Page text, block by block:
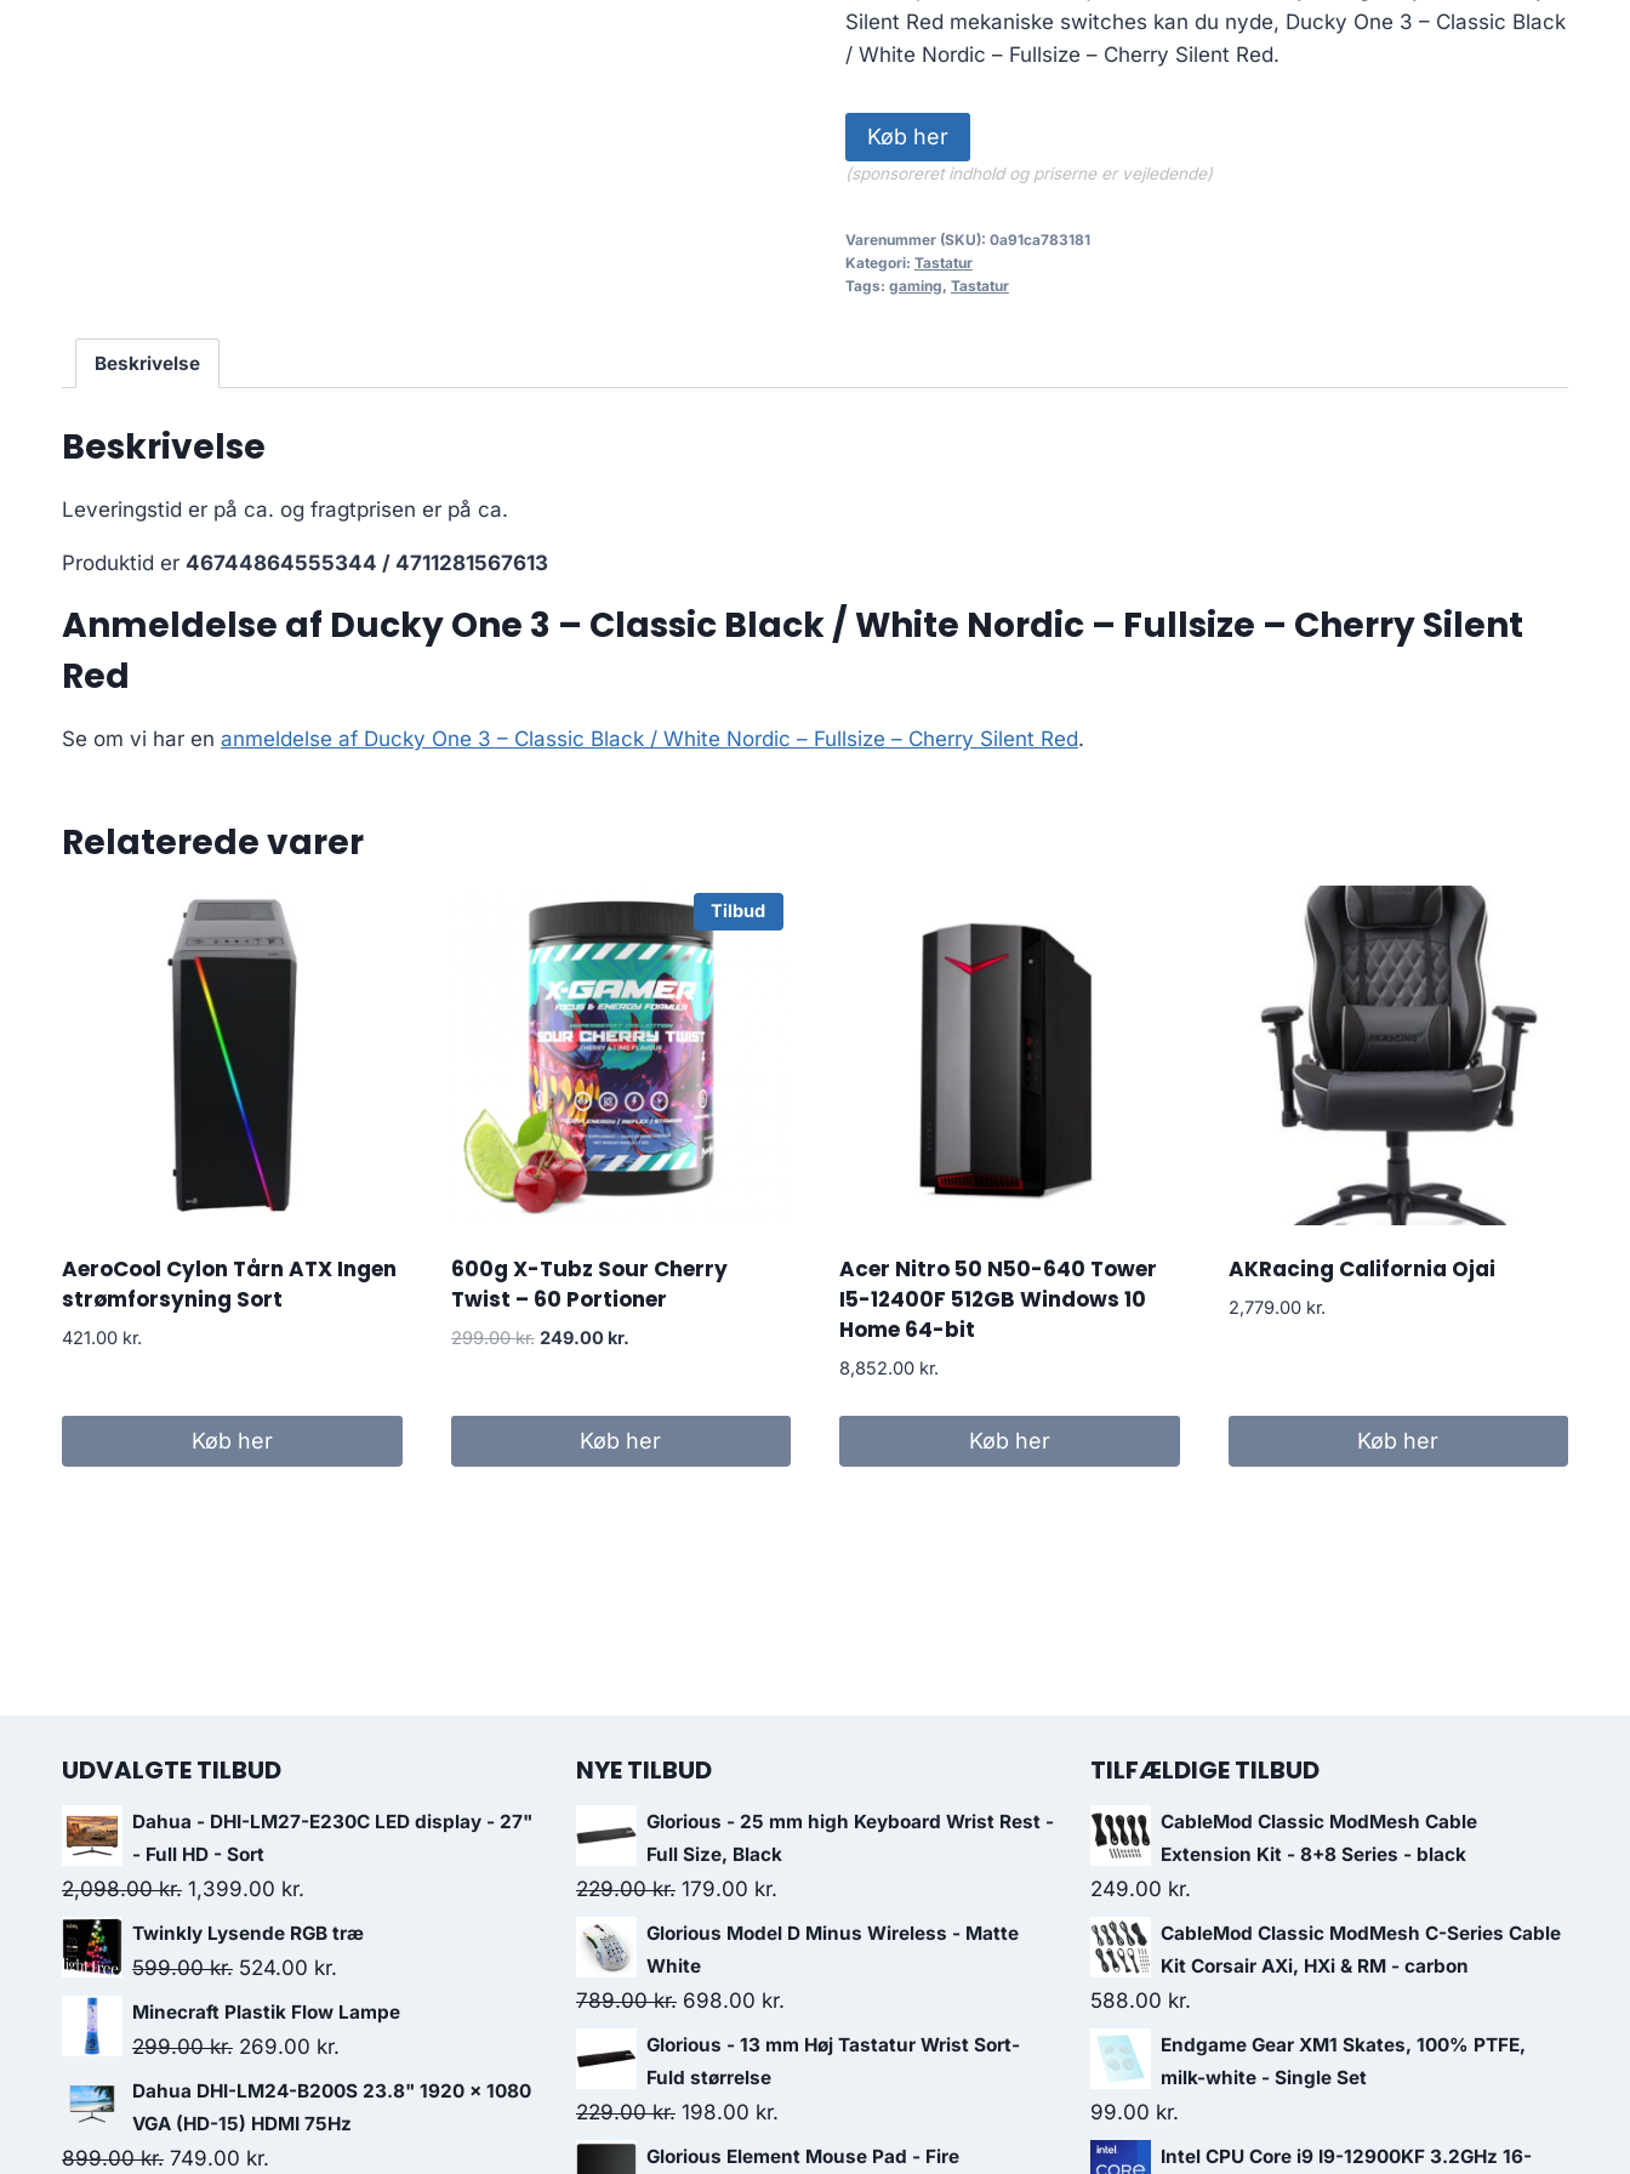
Silent Red mekaniske switches kan du nyde, Ducky One 3 – Classic Black
/ White Nordic – Fullsize – Cherry Silent Red.
Køb her
(sponsoreret indhold og priserne er vejledende)
Varenummer (SKU): 0a91ca783181
Kategori: Tastatur
Tags: gaming, Tastatur
Beskrivelse
Beskrivelse
Leveringstid er på ca. og fragtprisen er på ca.
Produktid er 46744864555344 / 4711281567613
Anmeldelse af Ducky One 3 – Classic Black / White Nordic – Fullsize – Cherry Silent
Red
Se om vi har en anmeldelse af Ducky One 3 – Classic Black / White Nordic – Fullsize – Cherry Silent Red.
Relaterede varer
AeroCool Cylon Tårn ATX Ingen
strømforsyning Sort
421.00 kr.
Køb her
Tilbud
600g X-Tubz Sour Cherry
Twist – 60 Portioner
299.00kr. Original
299.00 kr..
249.00 kr.Current
249.00 kr..
Køb her
Acer Nitro 50 N50-640 Tower
I5-12400F 512GB Windows 10
Home 64-bit
8,852.00 kr.
Køb her
AKRacing California Ojai
2,779.00 kr.
Køb her
UDVALGTE TILBUD
Dahua - DHI-LM27-E230C LED display - 27"
- Full HD - Sort
2,098.00kr. Original
price
was:
1,399.00 kr.
price
is:
Twinkly Lysende RGB træ
599.00kr. Original
price
was:
524.00 kr.
price
Minecraft Plastik Flow Lampe
299.00kr. Original
price
was:
299.00 kr..
269.00 kr.
price
is:
Dahua DHI-LM24-B200S 23.8" 1920 x 1080
VGA (HD-15) HDMI 75Hz
899.00kr. Original
749.00 kr.
NYE TILBUD
Glorious - 25 mm high Keyboard Wrist Rest -
Full Size, Black
229.00kr. Original
price
was:
229.00 kr..
179.00 kr.
price
179.00 kr..
Glorious Model D Minus Wireless - Matte
White
789.00kr. Original
price
was:
789.00 kr..
698.00 kr.
price
Glorious - 13 mm Høj Tastatur Wrist Sort-
Fuld størrelse
229.00kr. Original
price
198.00 kr.
price
Glorious Element Mouse Pad - Fire
TILFÆLDIGE TILBUD
CableMod Classic ModMesh Cable
Extension Kit - 8+8 Series - black
249.00 kr.
CableMod Classic ModMesh C-Series Cable
Kit Corsair AXi, HXi & RM - carbon
588.00 kr.
Endgame Gear XM1 Skates, 100% PTFE,
milk-white - Single Set
99.00 kr.
Intel CPU Core i9 I9-12900KF 3.2GHz 16-